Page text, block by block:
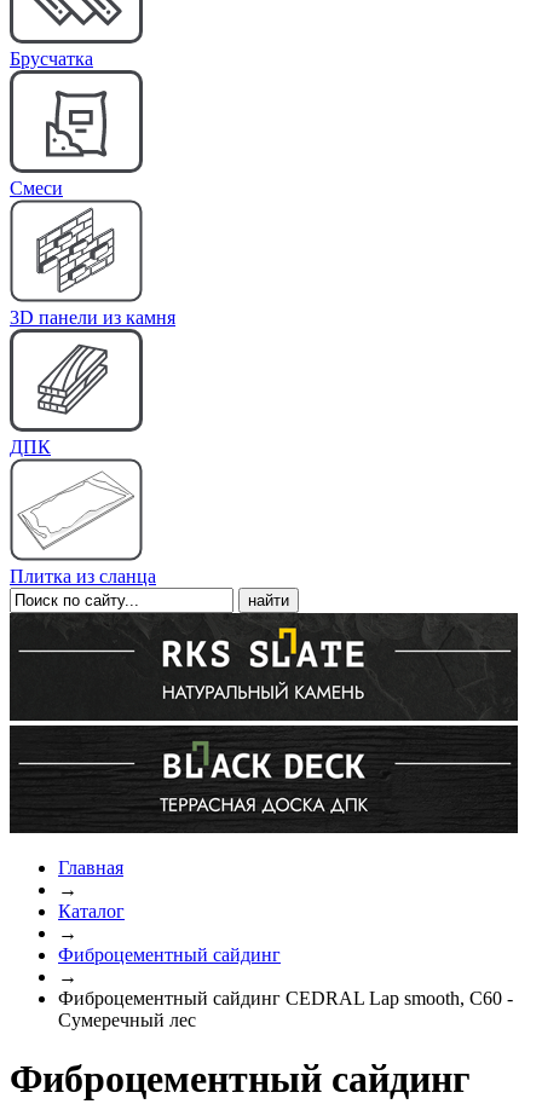
Брусчатка
Cмеси
3D панели из камня
ДПК
Плитка из сланца
Главная
→
Каталог
→
Фиброцементный сайдинг
→
Фиброцементный сайдинг CEDRAL Lap smooth, C60 -
Сумеречный лес
Фиброцементный сайдинг